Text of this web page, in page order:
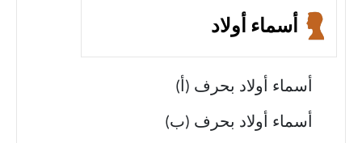
أسماء أولاد
أسماء أولاد بحرف (أ)
أسماء أولاد بحرف (ب)